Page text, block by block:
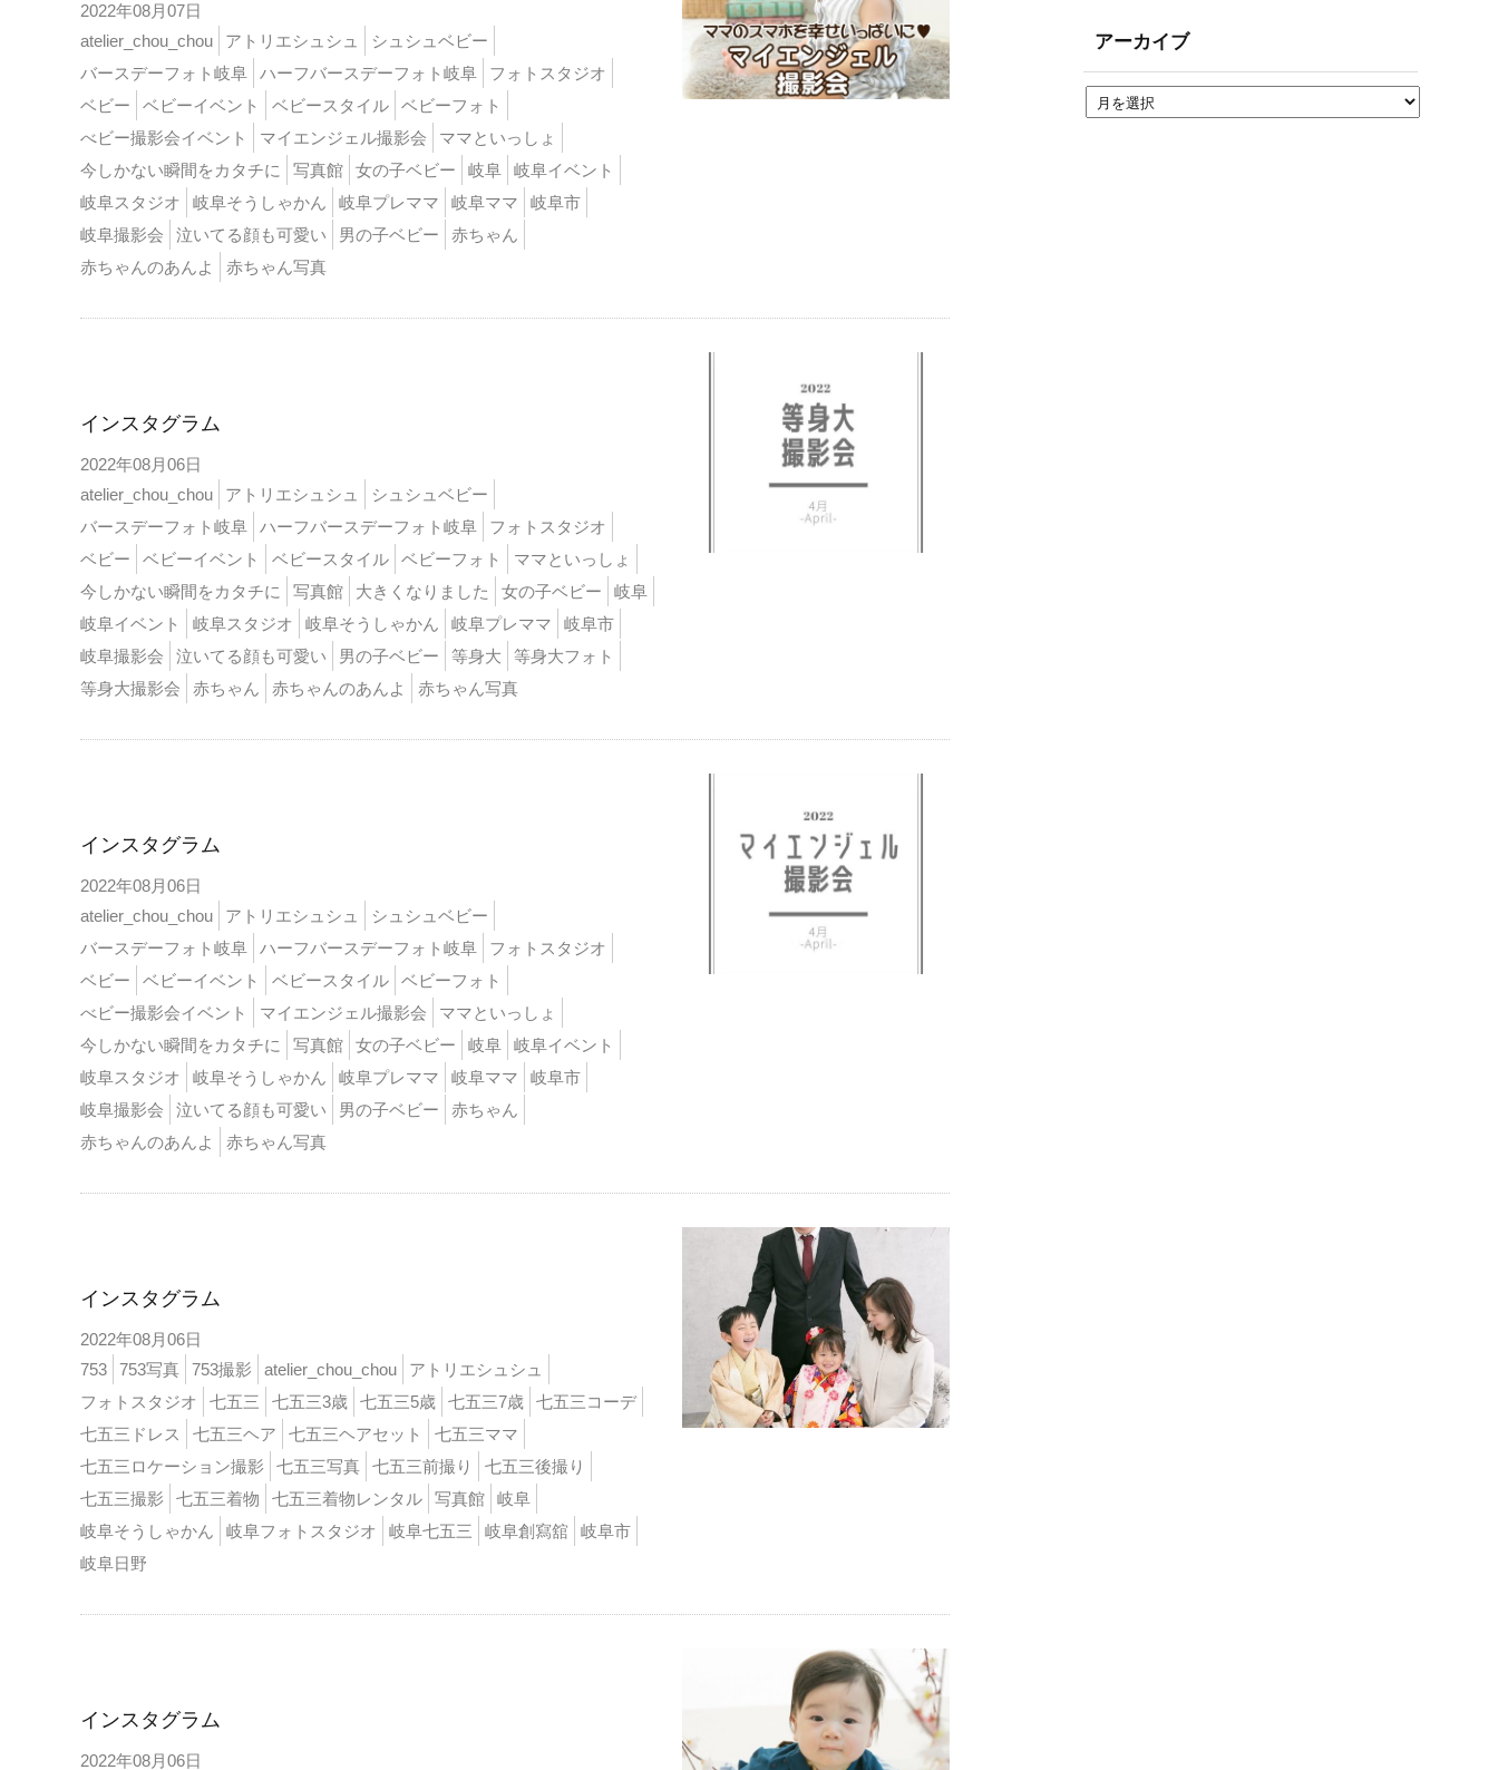
2022年08月07日
atelier_chou_chou
アトリエシュシュ
シュシュベビー
バースデーフォト岐阜
ハーフバースデーフォト岐阜
フォトスタジオ
ベビー
ベビーイベント ベビースタイル
ベビーフォト
べビー撮影会イベント
マイエンジェル撮影会
ママといっしょ
今しかない瞬間をカタチに
写真館 女の子ベビー 岐阜
岐阜イベント
岐阜スタジオ
岐阜そうしゃかん 岐阜プレママ 岐阜ママ
岐阜市
岐阜撮影会
泣いてる顔も可愛い 男の子ベビー
赤ちゃん
赤ちゃんのあんよ
赤ちゃん写真
インスタグラム
2022年08月06日
atelier_chou_chou
アトリエシュシュ
シュシュベビー
バースデーフォト岐阜
ハーフバースデーフォト岐阜
フォトスタジオ
ベビー
ベビーイベント ベビースタイル ベビーフォト
ママといっしょ
今しかない瞬間をカタチに
写真館 大きくなりました 女の子ベビー
岐阜
岐阜イベント
岐阜スタジオ 岐阜そうしゃかん 岐阜プレママ
岐阜市
岐阜撮影会
泣いてる顔も可愛い 男の子ベビー 等身大
等身大フォト
等身大撮影会
赤ちゃん 赤ちゃんのあんよ 赤ちゃん写真
インスタグラム
2022年08月06日
atelier_chou_chou
アトリエシュシュ
シュシュベビー
バースデーフォト岐阜
ハーフバースデーフォト岐阜
フォトスタジオ
ベビー
ベビーイベント ベビースタイル
ベビーフォト
べビー撮影会イベント
マイエンジェル撮影会
ママといっしょ
今しかない瞬間をカタチに
写真館 女の子ベビー 岐阜
岐阜イベント
岐阜スタジオ
岐阜そうしゃかん 岐阜プレママ 岐阜ママ
岐阜市
岐阜撮影会
泣いてる顔も可愛い 男の子ベビー
赤ちゃん
赤ちゃんのあんよ
赤ちゃん写真
インスタグラム
2022年08月06日
753
753写真 753撮影 atelier_chou_chou
アトリエシュシュ
フォトスタジオ
七五三 七五三3歳 七五三5歳 七五三7歳
七五三コーデ
七五三ドレス
七五三ヘア 七五三ヘアセット
七五三ママ
七五三ロケーション撮影
七五三写真 七五三前撮り
七五三後撮り
七五三撮影
七五三着物 七五三着物レンタル 写真館
岐阜
岐阜そうしゃかん
岐阜フォトスタジオ 岐阜七五三 岐阜創寫舘
岐阜市
岐阜日野
インスタグラム
2022年08月06日
アーカイブ